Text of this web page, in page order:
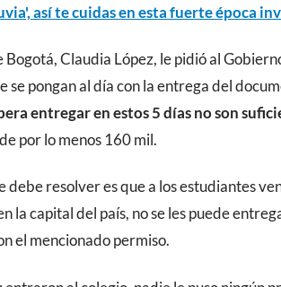
así te cuidas en esta fuerte época
Claudia López, le pidió al
pongan al día con la entrega del
entregar en estos 5 días no son
por lo menos 160 mil.
debe resolver es que a los estudiantes
la capital del país, no se les puede
el mencionado permiso.